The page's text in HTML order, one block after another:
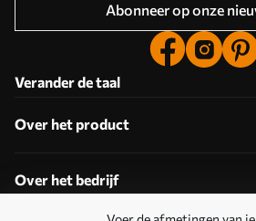
Abonneer op onze
Verander de taal
Over het product
Over het bedrijf